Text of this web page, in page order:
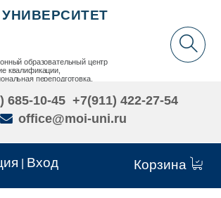
Вход Корзина
образовательный центр
квалификации,
переподготовка,
685-10-45 +7(911) 422-27-54
office@moi-uni.ru